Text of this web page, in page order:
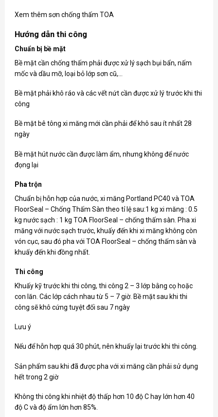
Xem thêm sơn chống thấm TOA
Hướng dẫn thi công
Chuẩn bị bề mặt
Bề mặt cần chống thấm phải được xử lý sạch bụi bẩn, nấm
mốc và dầu mỡ, loại bỏ lớp sơn cũ,…
Bề mặt phải khô ráo và các vết nứt cần được xử lý trước khi thi
công
Bề mặt bê tông xi măng mới cần phải để khô sau ít nhất 28
ngày
Bề mặt hút nước cần được làm ẩm, nhưng không để nước
đọng lại
Pha trộn
Chuẩn bị hỗn hợp của nước, xi măng Portland PC40 và TOA
FloorSeal – Chống Thấm Sàn theo tỉ lệ sau:1 kg xi măng : 0.5
kg nước sạch : 1 kg TOA FloorSeal – chống thấm sàn. Pha xi
măng với nước sạch trước, khuấy đến khi xi măng không còn
vón cục, sau đó pha với TOA FloorSeal – chống thấm sàn và
khuấy đến khi đồng nhất.
Thi công
Khuấy kỹ trước khi thi công, thi công 2 – 3 lớp bằng cọ hoặc
con lăn. Các lớp cách nhau từ 5 – 7 giờ. Bề mặt sau khi thi
công sẽ khô cứng tuyệt đối sau 7 ngày
Lưu ý
Nếu để hỗn hợp quá 30 phút, nên khuấy lại trước khi thi công.
Sản phẩm sau khi đã được pha với xi măng cần phải sử dụng
hết trong 2 giờ
Không thi công khi nhiệt độ thấp hơn 10 độ C hay lớn hơn 40
độ C và độ ẩm lớn hơn 85%.